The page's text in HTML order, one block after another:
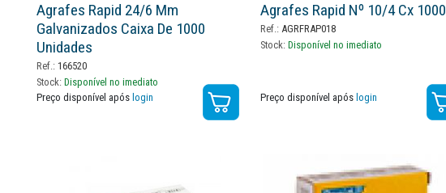
Agrafes Rapid 24/6 Mm
Galvanizados Caixa De 1000
Unidades
Ref.:166520
Stock: Disponível no imediato
Preço disponível após login
Agrafes Rapid Nº 10/4 Cx 1000
Ref.:AGRFRAP018
Stock: Disponível no imediato
Preço disponível após login